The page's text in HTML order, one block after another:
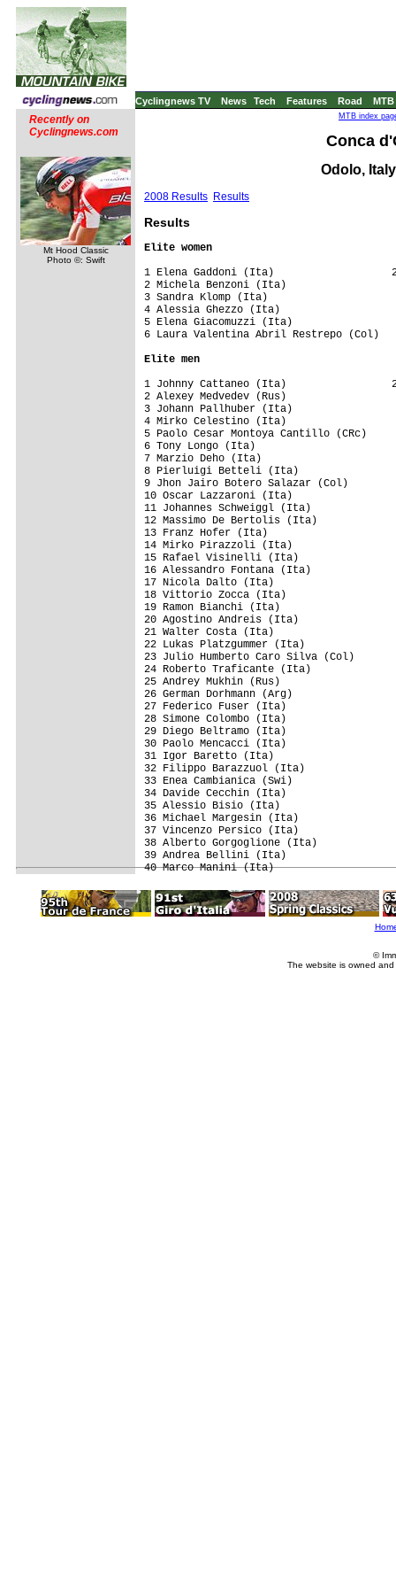
Cyclingnews TV News Tech Features Road MTB
Recently on
Cyclingnews.com
Mt Hood Classic
Photo ©: Swift
MTB index
Conca
Odolo,
2008 Results Results
Results
Elite women
1 Elena Gaddoni (Ita)
2 Michela Benzoni (Ita)
3 Sandra Klomp (Ita)
4 Alessia Ghezzo (Ita)
5 Elena Giacomuzzi (Ita)
6 Laura Valentina Abril Restrepo (Col)
Elite men
1 Johnny Cattaneo (Ita)
2 Alexey Medvedev (Rus)
3 Johann Pallhuber
4 Mirko Celestino (Ita)
5 Paolo Cesar Montoya Cantillo (CRc)
6 Tony Longo (Ita)
7 Marzio Deho
8 Pierluigi Betteli (Ita)
9 Jhon Jairo Botero Salazar (Col)
10 Oscar Lazzaroni (Ita)
11 Johannes Schweiggl (Ita)
12 Massimo De Bertolis (Ita)
13 Franz Hofer (Ita)
14 Mirko Pirazzoli (Ita)
15 Rafael Visinelli (Ita)
16 Alessandro Fontana (Ita)
17 Nicola Dalto (Ita)
18 Vittorio Zocca (Ita)
19 Ramon Bianchi (Ita)
20 Agostino Andreis (Ita)
21 Walter Costa (Ita)
22 Lukas Platzgummer (Ita)
23 Julio Humberto Caro Silva (Col)
24 Roberto Traficante (Ita)
25 Andrey Mukhin (Rus)
26 German Dorhmann (Arg)
27 Federico Fuser (Ita)
28 Simone Colombo (Ita)
29 Diego Beltramo (Ita)
30 Paolo Mencacci (Ita)
31 Igor Baretto (Ita)
32 Filippo Barazzuol (Ita)
33 Enea Cambianica (Swi)
34 Davide Cecchin (Ita)
35 Alessio Bisio (Ita)
36 Michael Margesin (Ita)
37 Vincenzo Persico (Ita)
38 Alberto Gorgoglione (Ita)
39 Andrea Bellini (Ita)
©
The website is owned